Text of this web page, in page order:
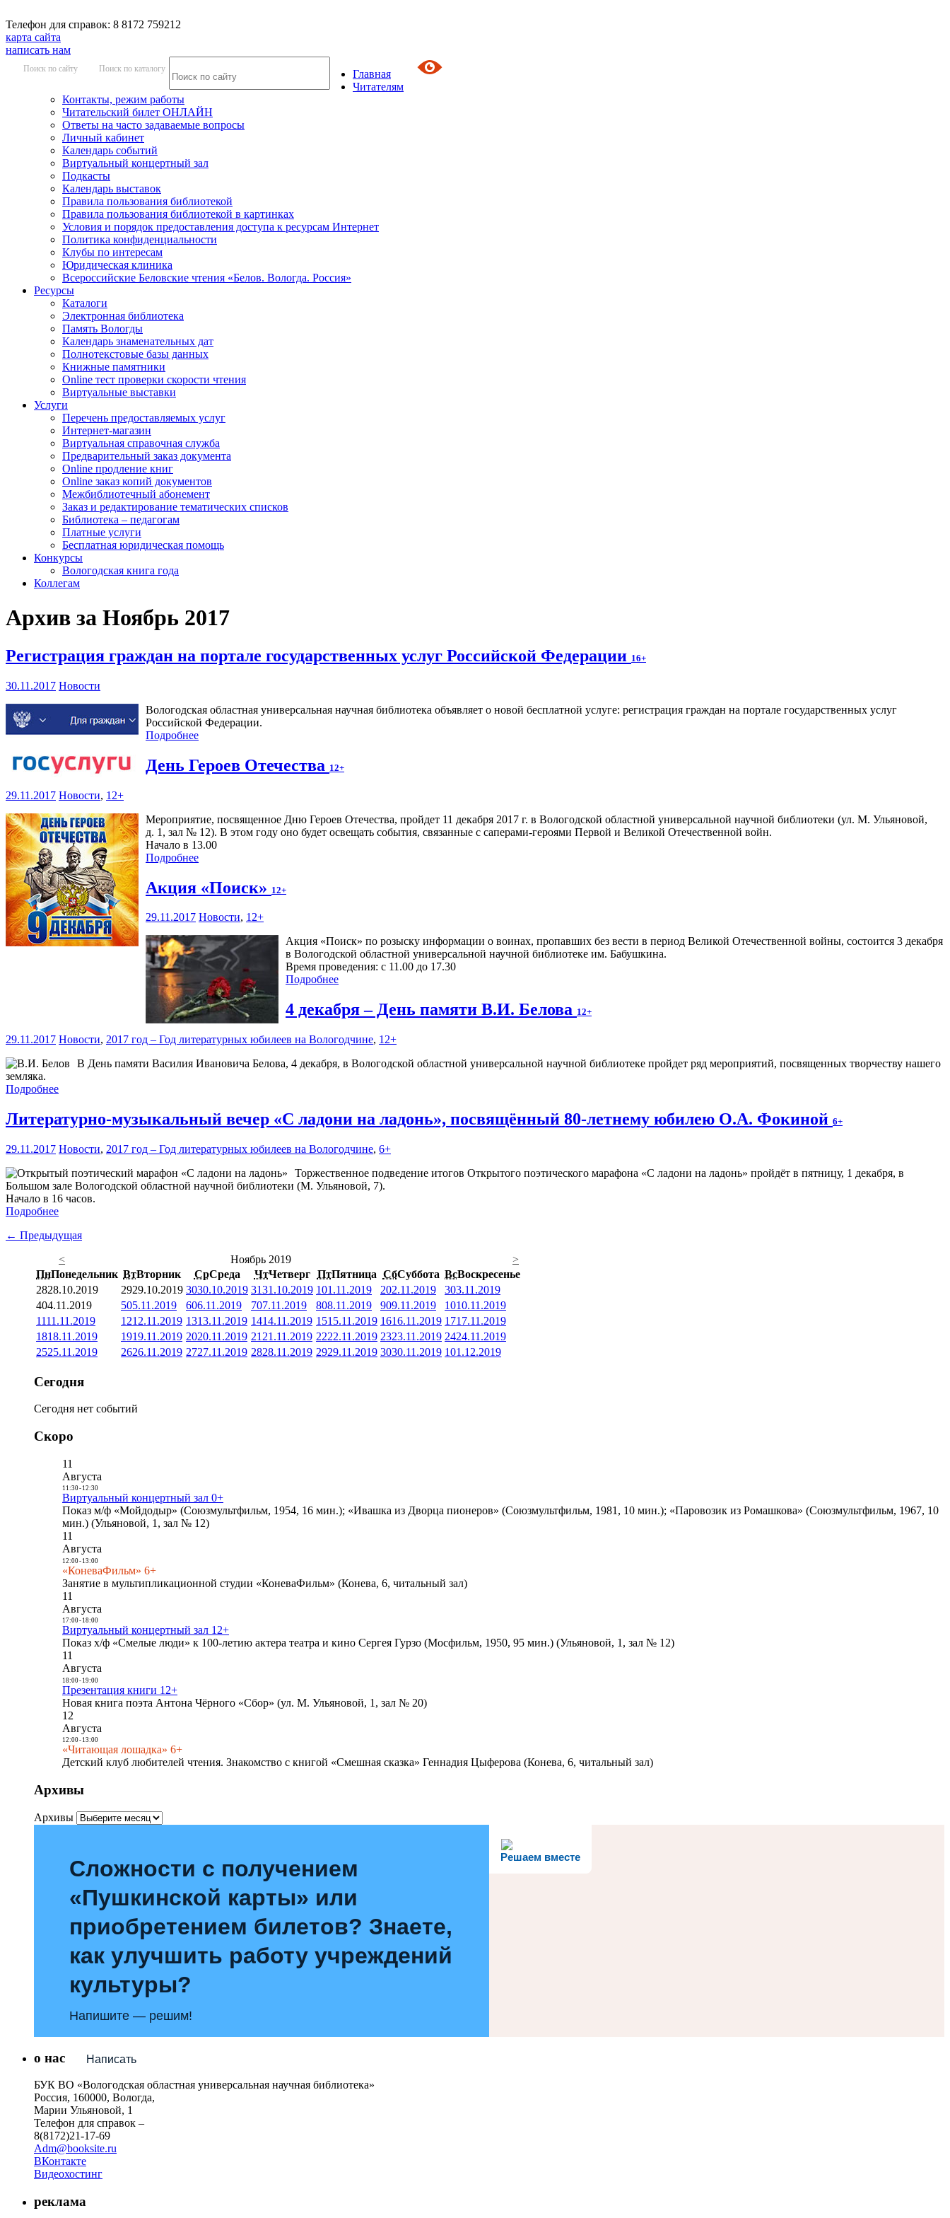
Телефон для справок: 8 8172 759212
карта сайта
написать нам
Поиск по сайту Поиск по каталогу
Главная
Читателям
Контакты, режим работы
Читательский билет ОНЛАЙН
Ответы на часто задаваемые вопросы
Личный кабинет
Календарь событий
Виртуальный концертный зал
Подкасты
Календарь выставок
Правила пользования библиотекой
Правила пользования библиотекой в картинках
Условия и порядок предоставления доступа к ресурсам Интернет
Политика конфиденциальности
Клубы по интересам
Юридическая клиника
Всероссийские Беловские чтения «Белов. Вологда. Россия»
Ресурсы
Каталоги
Электронная библиотека
Память Вологды
Календарь знаменательных дат
Полнотекстовые базы данных
Книжные памятники
Online тест проверки скорости чтения
Виртуальные выставки
Услуги
Перечень предоставляемых услуг
Интернет-магазин
Виртуальная справочная служба
Предварительный заказ документа
Online продление книг
Online заказ копий документов
Межбиблиотечный абонемент
Заказ и редактирование тематических списков
Библиотека – педагогам
Платные услуги
Бесплатная юридическая помощь
Конкурсы
Вологодская книга года
Коллегам
Архив за Ноябрь 2017
Регистрация граждан на портале государственных услуг Российской Федерации 16+
30.11.2017 Новости
Вологодская областная универсальная научная библиотека объявляет о новой бесплатной услуге: регистрация граждан на портале государственных услуг
Российской Федерации.
Подробнее
День Героев Отечества 12+
29.11.2017 Новости, 12+
Мероприятие, посвященное Дню Героев Отечества, пройдет 11 декабря 2017 г. в Вологодской областной универсальной научной библиотеки (ул. М. Ульяновой,
д. 1, зал № 12). В этом году оно будет освещать события, связанные с саперами-героями Первой и Великой Отечественной войн.
Начало в 13.00
Подробнее
Акция «Поиск» 12+
29.11.2017 Новости, 12+
Акция «Поиск» по розыску информации о воинах, пропавших без вести в период Великой Отечественной войны, состоится 3 декабря
в Вологодской областной универсальной научной библиотеке им. Бабушкина.
Время проведения: с 11.00 до 17.30
Подробнее
4 декабря – День памяти В.И. Белова 12+
29.11.2017 Новости, 2017 год – Год литературных юбилеев на Вологодчине, 12+
В День памяти Василия Ивановича Белова, 4 декабря, в Вологодской областной универсальной научной библиотеке пройдет ряд мероприятий, посвященных творчеству нашего
земляка.
Подробнее
Литературно-музыкальный вечер «С ладони на ладонь», посвящённый 80-летнему юбилею О.А. Фокиной 6+
29.11.2017 Новости, 2017 год – Год литературных юбилеев на Вологодчине, 6+
Торжественное подведение итогов Открытого поэтического марафона «С ладони на ладонь» пройдёт в пятницу, 1 декабря, в
Большом зале Вологодской областной научной библиотеки (М. Ульяновой, 7).
Начало в 16 часов.
Подробнее
← Предыдущая
<
Ноябрь 2019
>
ПнПонедельник ВтВторник СрСреда ЧтЧетверг ПтПятница СбСуббота ВсВоскресенье
2828.10.2019 2929.10.2019 3030.10.2019 3131.10.2019 101.11.2019 202.11.2019 303.11.2019
404.11.2019 505.11.2019 606.11.2019 707.11.2019 808.11.2019 909.11.2019 1010.11.2019
1111.11.2019 1212.11.2019 1313.11.2019 1414.11.2019 1515.11.2019 1616.11.2019 1717.11.2019
1818.11.2019 1919.11.2019 2020.11.2019 21 21.11.2019 2222.11.2019 2323.11.2019 2424.11.2019
2525.11.2019 2626.11.2019 2727.11.2019 2828.11.2019 2929.11.2019 3030.11.2019 101.12.2019
Сегодня
Сегодня нет событий
Скоро
11
Августа
11:30- 12:30
Виртуальный концертный зал 0+
Показ м/ф «Мойдодыр» (Союзмультфильм, 1954, 16 мин.); «Ивашка из Дворца пионеров» (Союзмультфильм, 1981, 10 мин.); «Паровозик из Ромашкова» (Союзмультфильм, 1967, 10
мин.) (Ульяновой, 1, зал № 12)
11
Августа
12:00- 13:00
«КоневаФильм» 6+
Занятие в мультипликационной студии «КоневаФильм» (Конева, 6, читальный зал)
11
Августа
17:00- 18:00
Виртуальный концертный зал 12+
Показ х/ф «Смелые люди» к 100-летию актера театра и кино Сергея Гурзо (Мосфильм, 1950, 95 мин.) (Ульяновой, 1, зал № 12)
11
Августа
18:00- 19:00
Презентация книги 12+
Новая книга поэта Антона Чёрного «Сбор» (ул. М. Ульяновой, 1, зал № 20)
12
Августа
12:00- 13:00
«Читающая лошадка» 6+
Детский клуб любителей чтения. Знакомство с книгой «Смешная сказка» Геннадия Цыферова (Конева, 6, читальный зал)
Архивы
Архивы
Решаем вместе
Сложности с получением
«Пушкинской карты» или
приобретением билетов? Знаете,
как улучшить работу учреждений
культуры?
Напишите — решим!
Написать
о нас
БУК ВО «Вологодская областная универсальная научная библиотека»
Россия, 160000, Вологда,
Марии Ульяновой, 1
Телефон для справок –
8(8172)21-17-69
Adm@booksite.ru
ВКонтакте
Видеохостинг
реклама